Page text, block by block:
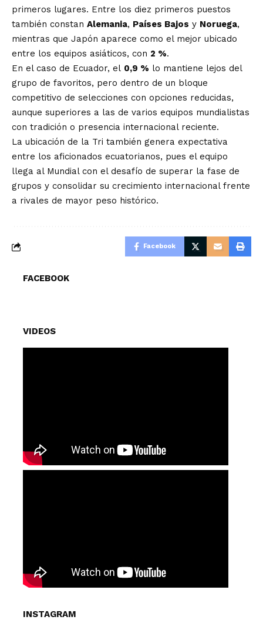
primeros lugares. Entre los diez primeros puestos
también constan Alemania, Países Bajos y Noruega,
mientras que Japón aparece como el mejor ubicado
entre los equipos asiáticos, con 2 %.
En el caso de Ecuador, el 0,9 % lo mantiene lejos del
grupo de favoritos, pero dentro de un bloque
competitivo de selecciones con opciones reducidas,
aunque superiores a las de varios equipos mundialistas
con tradición o presencia internacional reciente.
La ubicación de la Tri también genera expectativa
entre los aficionados ecuatorianos, pues el equipo
llega al Mundial con el desafío de superar la fase de
grupos y consolidar su crecimiento internacional frente
a rivales de mayor peso histórico.
Facebook
FACEBOOK
VIDEOS
INSTAGRAM